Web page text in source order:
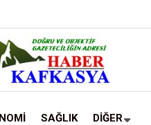
SAĞLIK DİĞER